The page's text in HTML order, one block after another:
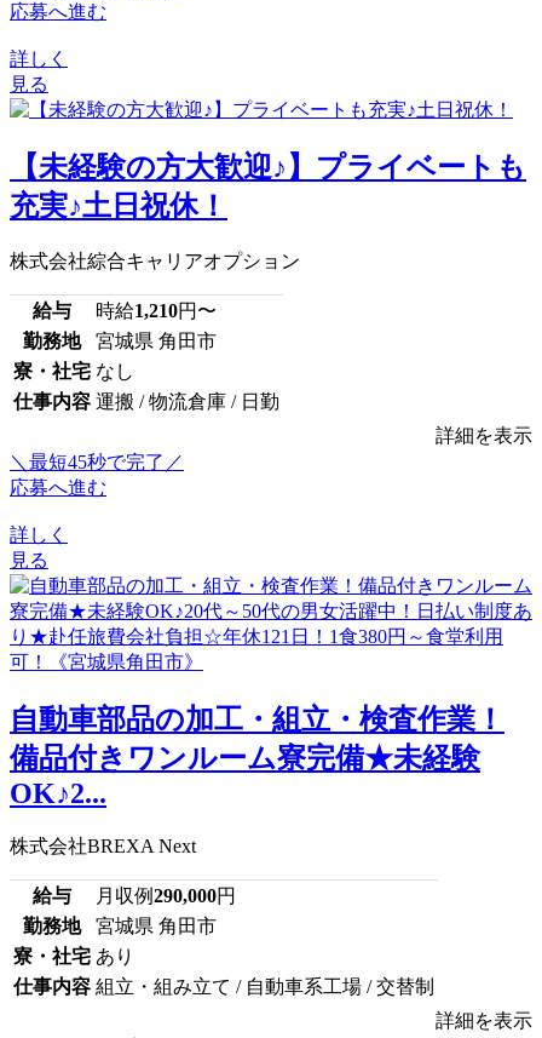
応募へ進む
詳しく
見る
【未経験の方大歓迎♪】プライベートも
充実♪土日祝休！
株式会社綜合キャリアオプション
給与 時給1,210円〜
勤務地
宮城県 角田市
寮・社宅 なし
仕事内容 運搬 / 物流倉庫 / 日勤
詳細を表示
＼最短45秒で完了／
応募へ進む
詳しく
見る
自動車部品の加工・組立・検査作業！
備品付きワンルーム寮完備★未経験
OK♪2...
株式会社BREXA Next
給与 月収例290,000円
勤務地
宮城県 角田市
寮・社宅 あり
仕事内容 組立・組み立て / 自動車系工場 / 交替制
詳細を表示